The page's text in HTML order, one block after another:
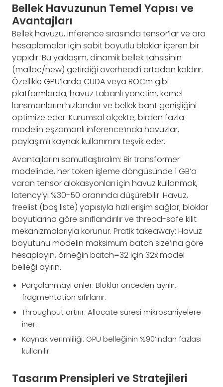
Bellek Havuzunun Temel Yapısı ve
Avantajları
Bellek havuzu, inference sırasında tensor’lar ve ara
hesaplamalar için sabit boyutlu bloklar içeren bir
yapıdır. Bu yaklaşım, dinamik bellek tahsisinin
(malloc/new) getirdiği overhead’i ortadan kaldırır.
Özellikle GPU’larda CUDA veya ROCm gibi
platformlarda, havuz tabanlı yönetim, kernel
lansmanlarını hızlandırır ve bellek bant genişliğini
optimize eder. Kurumsal ölçekte, birden fazla
modelin eşzamanlı inference’ında havuzlar,
paylaşımlı kaynak kullanımını teşvik eder.
Avantajlarını somutlaştıralım: Bir transformer
modelinde, her token işleme döngüsünde 1 GB’a
varan tensor alokasyonları için havuz kullanmak,
latency’yi %30-50 oranında düşürebilir. Havuz,
freelist (boş liste) yapısıyla hızlı erişim sağlar; bloklar
boyutlarına göre sınıflandırılır ve thread-safe kilit
mekanizmalarıyla korunur. Pratik takeaway: Havuz
boyutunu modelin maksimum batch size’ına göre
hesaplayın, örneğin batch=32 için 32x model
belleği ayırın.
Parçalanmayı önler: Bloklar önceden ayrılır,
fragmentation sıfırlanır.
Throughput artırır: Allocate süresi mikrosaniyelere
iner.
Kaynak verimliliği: GPU belleğinin %90’ından fazlası
kullanılır.
Tasarım Prensipleri ve Stratejileri